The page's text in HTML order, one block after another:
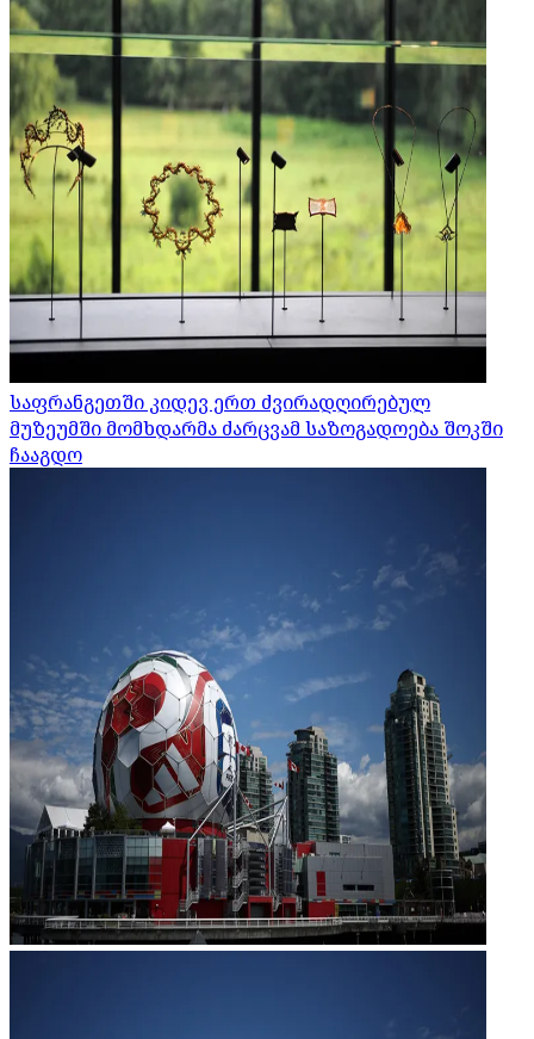
საფრანგეთში კიდევ ერთ ძვირადღირებულ
მუზეუმში მომხდარმა ძარცვამ საზოგადოება შოკში
ჩააგდო